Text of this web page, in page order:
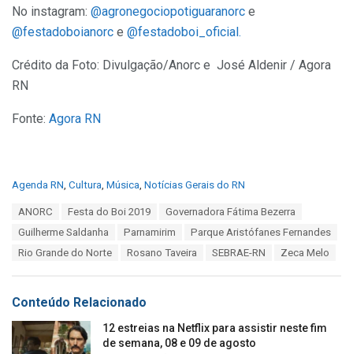
No instagram: @agronegociopotiguaranorc e
@festadoboianorc e @festadoboi_oficial.
Crédito da Foto: Divulgação/Anorc e José Aldenir / Agora
RN
Fonte: Agora RN
C
e
:
Agenda RN, Cultura, Música, Notícias Gerais do RN
ANORC Festa do Boi 2019
Governadora Fátima Bezerra
Guilherme Saldanha
Parnamirim
Parque Aristófanes Fernandes
Rio Grande do Norte
Rosano Taveira SEBRAE-RN Zeca Melo
Conteúdo Relacionado
12 estreias na Netflix para assistir neste fim
de semana, 08 e 09 de agosto